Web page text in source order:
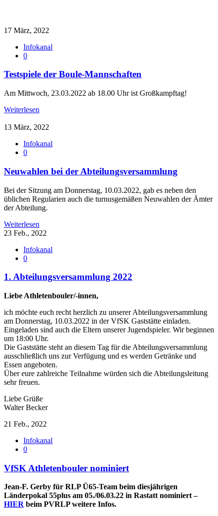
17 März, 2022
Infokanal
0
Testspiele der Boule-Mannschaften
Am Mittwoch, 23.03.2022 ab 18.00 Uhr ist Großkampftag!
Weiterlesen
13 März, 2022
Infokanal
0
Neuwahlen bei der Abteilungsversammlung
Bei der Sitzung am Donnerstag, 10.03.2022, gab es neben den
üblichen Regularien auch die turnusgemäßen Neuwahlen der Ämter
der Abteilung.
Weiterlesen
23 Feb., 2022
Infokanal
0
1. Abteilungsversammlung 2022
Liebe Athletenbouler/-innen,
ich möchte euch recht herzlich zu unserer Abteilungsversammlung
am Donnerstag, 10.03.2022 in der VfSK Gaststätte einladen.
Eingeladen sind auch die Eltern unserer Jugendspieler. Wir beginnen
um 18:00 Uhr.
Die Gaststätte steht an diesem Tag für die Abteilungsversammlung
ausschließlich uns zur Verfügung und es werden Getränke und
Essen angeboten.
Über eure zahlreiche Teilnahme würden sich die Abteilungsleitung
sehr freuen.
Liebe Grüße
Walter Becker
21 Feb., 2022
Infokanal
0
VfSK Athletenbouler nominiert
Jean-F. Gerby für RLP Ü65-Team beim diesjährigen
Länderpokal 55plus am 05./06.03.22 in Rastatt nominiert –
HIER beim PVRLP weitere Infos.